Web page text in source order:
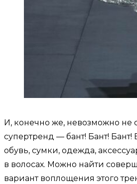
И, конечно же, невозможно не
супертренд — бант! Бант! Бант!
обувь, сумки, одежда,
в волосах. Можно найти
вариант воплощения этого